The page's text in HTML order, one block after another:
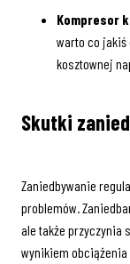
Kompresor
warto co jakiś
kosztownej
Skutki
Zaniedbywanie
problemów.
ale także przyczynia
wynikiem obciążenia